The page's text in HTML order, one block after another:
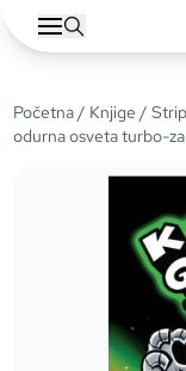
Početna/ Knjige /
odurna osveta turbo-